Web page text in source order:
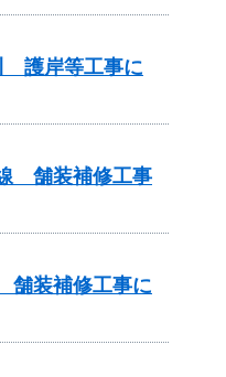
護岸等工事に
舗装補修工事
舗装補修工事に